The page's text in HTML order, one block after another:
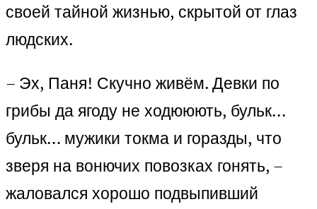
своей тайной жизнью, скрытой от глаз
людских.
– Эх, Паня! Скучно живём. Девки по
грибы да ягоду не ходююють, бульк…
бульк… мужики токма и горазды, что
зверя на вонючих повозках гонять, –
жаловался хорошо подвыпивший